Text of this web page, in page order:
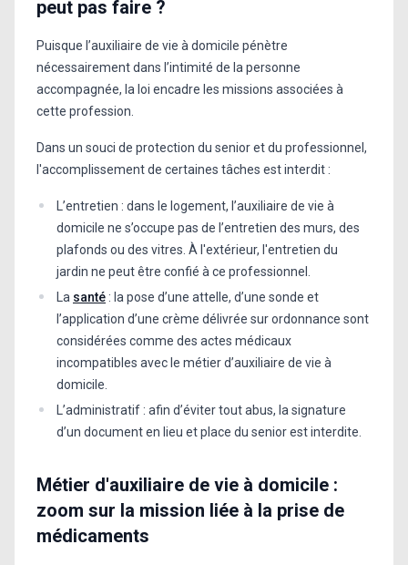
peut pas faire ?
Puisque l’auxiliaire de vie à domicile pénètre
nécessairement dans l’intimité de la personne
accompagnée, la loi encadre les missions associées à
cette profession.
Dans un souci de protection du senior et du professionnel,
l'accomplissement de certaines tâches est interdit :
L’entretien : dans le logement, l’auxiliaire de vie à
domicile ne s’occupe pas de l’entretien des murs, des
plafonds ou des vitres. À l'extérieur, l'entretien du
jardin ne peut être confié à ce professionnel.
La santé : la pose d’une attelle, d’une sonde et
l’application d’une crème délivrée sur ordonnance sont
considérées comme des actes médicaux
incompatibles avec le métier d’auxiliaire de vie à
domicile.
L’administratif : afin d’éviter tout abus, la signature
d’un document en lieu et place du senior est interdite.
Métier d'auxiliaire de vie à domicile :
zoom sur la mission liée à la prise de
médicaments